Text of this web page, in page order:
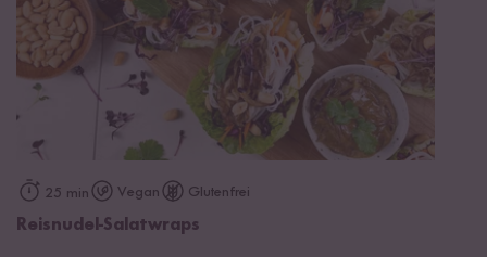
25 min Vegan Glutenfrei
Reisnudel-Salatwraps